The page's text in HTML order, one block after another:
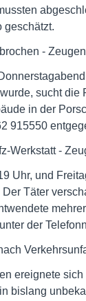
geschätzt.
-
sucht
in der
915550
Werkstatt -
Uhr, und
Der Täter
der
ereignete
bislang